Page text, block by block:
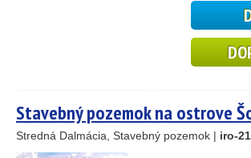
59
Stavebný pozemok na ostrove
Stredná Dalmácia, Stavebný pozemok | iro-